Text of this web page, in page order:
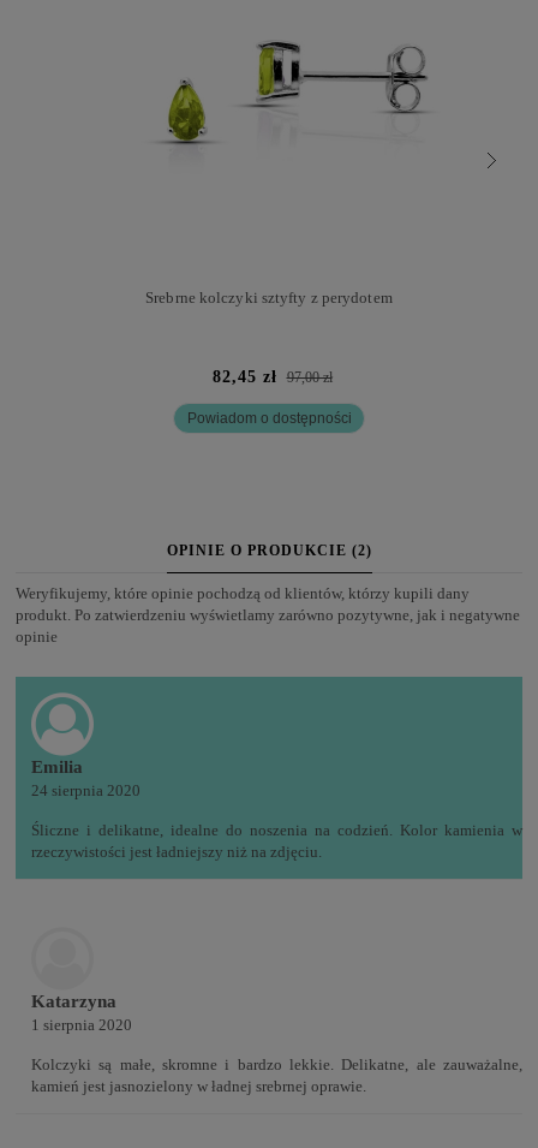
Srebrne kolczyki sztyfty z perydotem
82,45 zł 97,00 zł
Powiadom o dostępności
OPINIE O PRODUKCIE (2)
Weryfikujemy, które opinie pochodzą od klientów, którzy kupili dany
produkt. Po zatwierdzeniu wyświetlamy zarówno pozytywne, jak i negatywne
opinie
Emilia
24 sierpnia 2020
Śliczne i delikatne, idealne do noszenia na codzień. Kolor kamienia w
rzeczywistości jest ładniejszy niż na zdjęciu.
Katarzyna
1 sierpnia 2020
Kolczyki są małe, skromne i bardzo lekkie. Delikatne, ale zauważalne,
kamień jest jasnozielony w ładnej srebrnej oprawie.